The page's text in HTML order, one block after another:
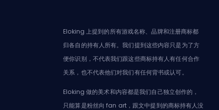
Eloking 上提到的所有游戏名称、品牌和注册商标都
归各自的持有人所有。我们提到这些内容只是为了方
便你识别，不代表我们跟这些商标持有人有任何合作
关系，也不代表他们对我们有任何背书或认可。
Eloking 做的美术和内容都是我们自己独立创作的，
只能算是粉丝向 fan art，跟文中提到的商标持有人没